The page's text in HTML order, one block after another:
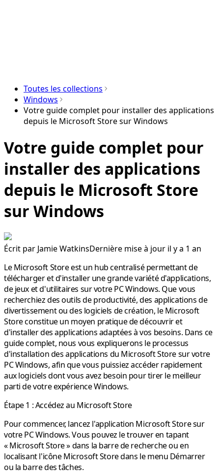
Toutes les collections
Windows
Votre guide complet pour installer des applications
depuis le Microsoft Store sur Windows
Votre guide complet pour
installer des applications
depuis le Microsoft Store
sur Windows
Écrit par Jamie WatkinsDernière mise à jour il y a 1 an
Le Microsoft Store est un hub centralisé permettant de
télécharger et d'installer une grande variété d'applications,
de jeux et d'utilitaires sur votre PC Windows. Que vous
recherchiez des outils de productivité, des applications de
divertissement ou des logiciels de création, le Microsoft
Store constitue un moyen pratique de découvrir et
d'installer des applications adaptées à vos besoins. Dans ce
guide complet, nous vous expliquerons le processus
d'installation des applications du Microsoft Store sur votre
PC Windows, afin que vous puissiez accéder rapidement
aux logiciels dont vous avez besoin pour tirer le meilleur
parti de votre expérience Windows.
Étape 1 : Accédez au Microsoft Store
Pour commencer, lancez l'application Microsoft Store sur
votre PC Windows. Vous pouvez le trouver en tapant
« Microsoft Store » dans la barre de recherche ou en
localisant l'icône Microsoft Store dans le menu Démarrer
ou la barre des tâches.